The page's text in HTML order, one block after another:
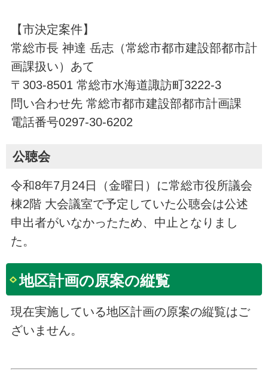
【市決定案件】
常総市長 神達 岳志（常総市都市建設部都市計
画課扱い）あて
〒303-8501 常総市水海道諏訪町3222-3
問い合わせ先 常総市都市建設部都市計画課
電話番号0297-30-6202
公聴会
令和8年7月24日（金曜日）に常総市役所議会
棟2階 大会議室で予定していた公聴会は公述
申出者がいなかったため、中止となりまし
た。
地区計画の原案の縦覧
現在実施している地区計画の原案の縦覧はご
ざいません。